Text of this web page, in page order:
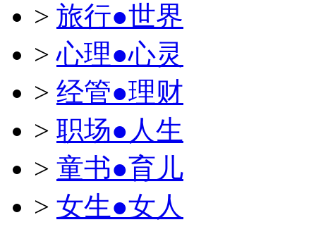
> 旅行●世界
>心理●心灵
> 经管●理财
> 职场●人生
> 童书●育儿
> 女生●女人